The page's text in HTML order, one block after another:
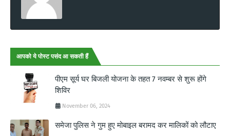
आपको ये पोस्ट पसंद आ सकती हैं
पीएम सूर्य घर बिजली योजना के तहत 7 नवम्बर से शुरू होंगे
शिविर
November 06, 2024
समेजा पुलिस ने गुम हुए मोबाइल बरामद कर मालिकों को लौटाए